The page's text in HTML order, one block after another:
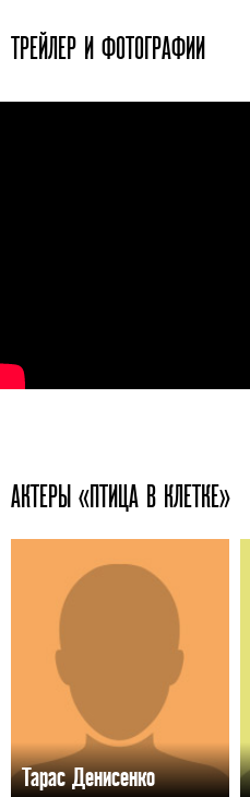
ТРЕЙЛЕР И ФОТОГРАФИИ
АКТЕРЫ «ПТИЦА В КЛЕТКЕ»
Тарас Денисенко